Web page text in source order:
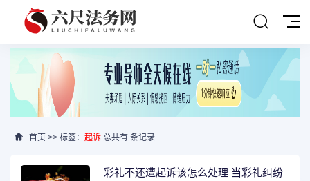
首页 >> 标签： 起诉 总共有 条记录
彩礼不还遭起诉该怎么处理 当彩礼纠纷